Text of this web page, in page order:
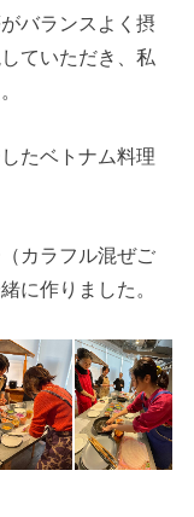
バランスよく摂
ていただき、私
たベトナム料理
カラフル混ぜご
に作りました。